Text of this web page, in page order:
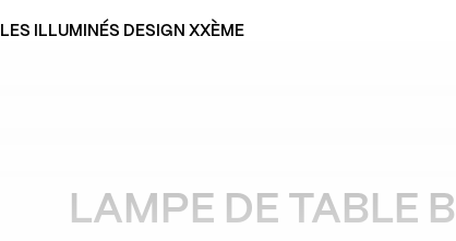
LES ILLUMINÉS DESIGN XXÈME
LAMPE DE TABLE